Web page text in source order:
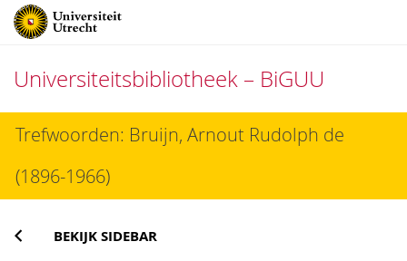
Universiteitsbibliotheek – BiGUU
naar
inhoud
Trefwoorden: Bruijn, Arnout Rudolph de
(1896-1966)
BEKIJK SIDEBAR